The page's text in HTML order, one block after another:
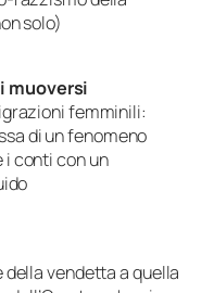
solo)
muoversi
femminili:
di un fenomeno
conti con un
vendetta a quella